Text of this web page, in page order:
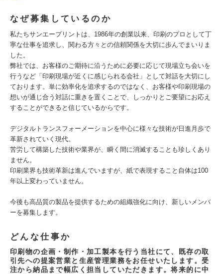
なぜ募集しているのか
私たちサンエープリントは、1986年の創業以来、印刷のプロとして丁
寧な仕事を追求し、関わる方々との信頼関係を大切に歩んでまいりま
した。
弊社では、お客様のご期待に沿うために必要に応じて現場立ち会いを
行うなど「印刷現場が近くに感じられる会社」として対話を大切にし
ております。単に効率化を追求するのではなく、お客様や印刷現場の
想いが通じ合う対話に重きを置くことで、しっかりとご要望にお応え
することができると信じているからです。
デジタルトランスフォーメーションを中心に様々な技術が日進月歩で
革新されていく現代。
苦労して構築した技術や業界が、瞬く間に消滅することも珍しくあり
ません。
印刷業界も技術革新は進んでいますが、紙で表現すること自体は100
年以上変わっていません。
今後も高品質の製品を提供するための組織強化に向け、新しいメンバ
ーを募集します。
どんな仕事か
印刷物の企画・制作・加工製本を行う当社にて、既存の取
引先への提案営業と生産管理業務をお任せいたします。受
注から納品まで幅広く担当していただきます。将来的に中